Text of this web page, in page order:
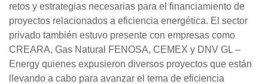
retos y estrategias necesarias para el financiamiento de
proyectos relacionados a eficiencia energética. El sector
privado también estuvo presente con empresas como
CREARA, Gas Natural FENOSA, CEMEX y DNV GL –
Energy quienes expusieron diversos proyectos que están
llevando a cabo para avanzar el tema de eficiencia